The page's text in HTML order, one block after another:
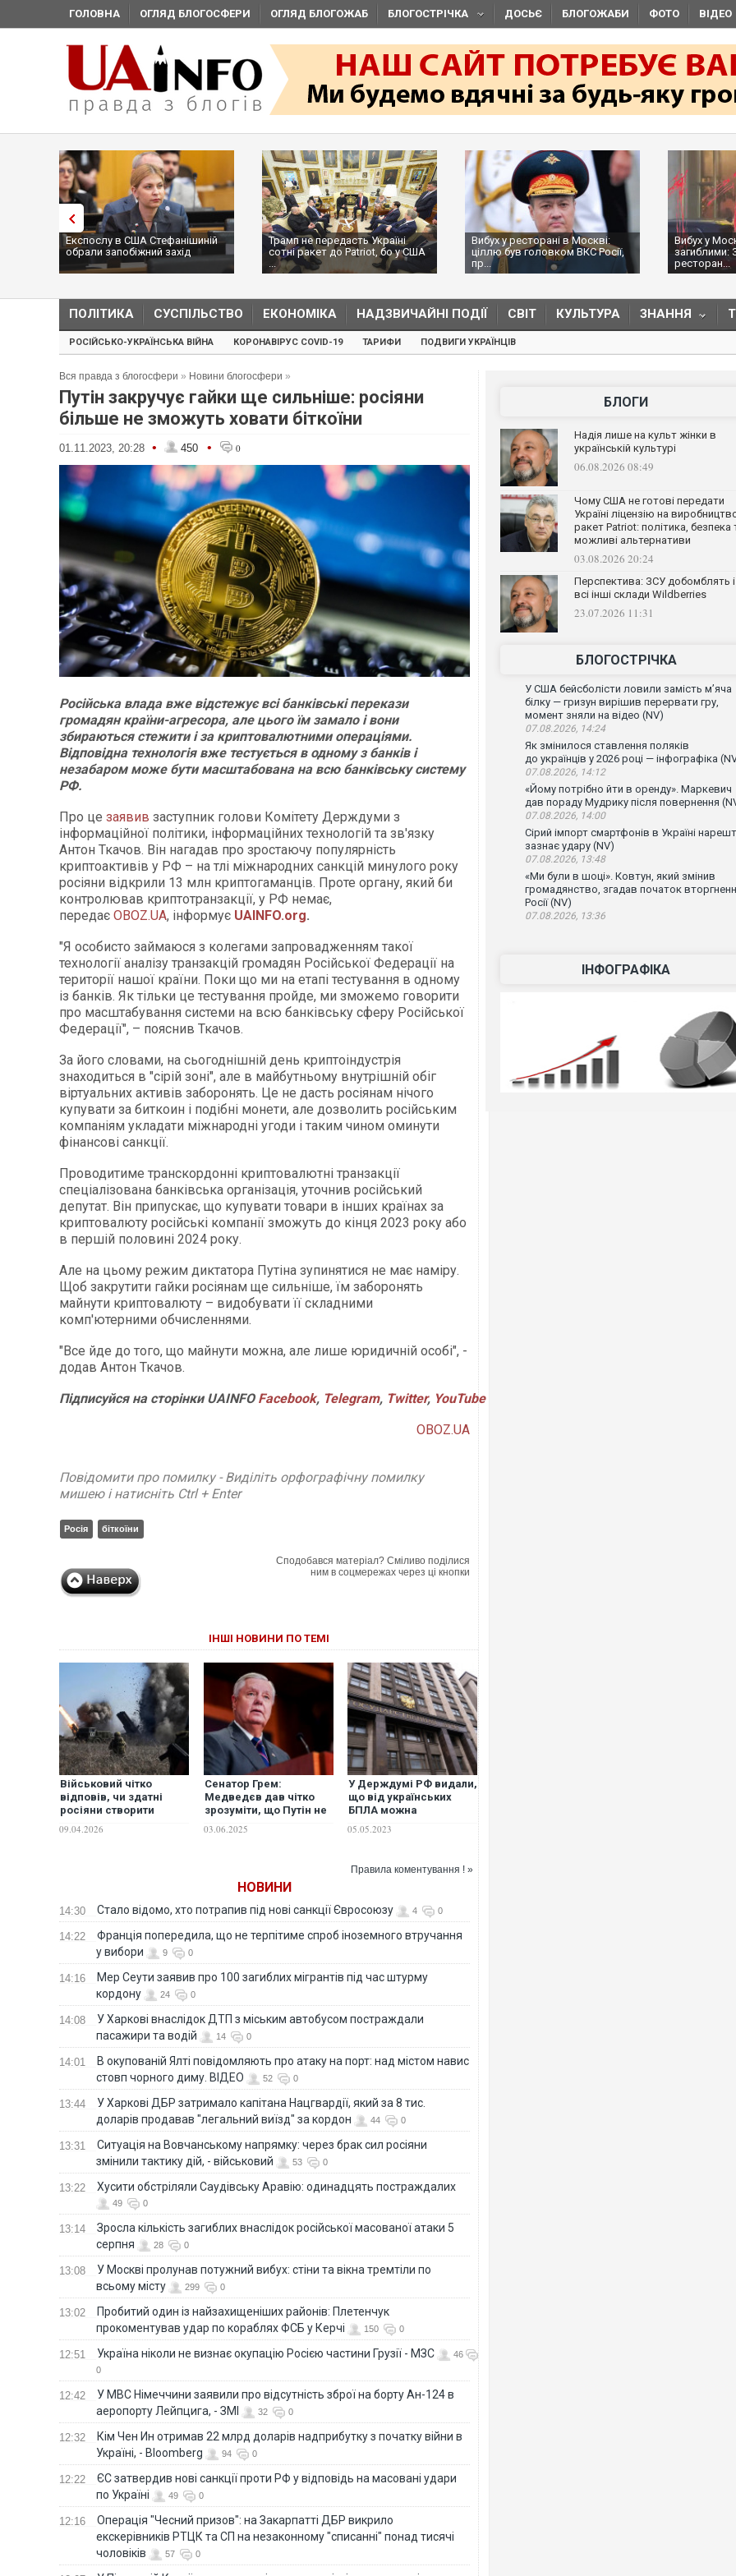
ГОЛОВНА ОГЛЯД БЛОГОСФЕРИ ОГЛЯД БЛОГОЖАБ БЛОГОСТРІЧКА ДОСЬЄ БЛОГОЖАБИ ФОТО ВІДЕО
Експослу в США Стефанішиній
обрали запобіжний захід
Трамп не передасть Україні
сотні ракет до Patriot, бо у США
...
Вибух у ресторані в Москві:
ціллю був головком ВКС Росії,
пр...
Вибух у
загиблими:
ресторан...
ПОЛІТИКА СУСПІЛЬСТВО ЕКОНОМІКА НАДЗВИЧАЙНІ ПОДІЇ СВІТ КУЛЬТУРА ЗНАННЯ
РОСІЙСЬКО-УКРАЇНСЬКА ВІЙНА КОРОНАВІРУС COVID-19 ТАРИФИ ПОДВИГИ УКРАЇНЦІВ
Вся правда з блогосфери » Новини блогосфери »
Путін закручує гайки ще сильніше: росіяни
більше не зможуть ховати біткоїни
01.11.2023, 20:28 • 450 • 0
Російська влада вже відстежує всі банківські перекази
громадян країни-агресора, але цього їм замало і вони
збираються стежити і за криптовалютними операціями.
Відповідна технологія вже тестується в одному з банків і
незабаром може бути масштабована на всю банківську систему
РФ.
Про це заявив заступник голови Комітету Держдуми з
інформаційної політики, інформаційних технологій та зв'язку
Антон Ткачов. Він нагадав про зростаючу популярність
криптоактивів у РФ – на тлі міжнародних санкцій минулого року
росіяни відкрили 13 млн криптогаманців. Проте органу, який би
контролював криптотранзакції, у РФ немає,
передає OBOZ.UA, інформує UAINFO.org.
"Я особисто займаюся з колегами запровадженням такої
технології аналізу транзакцій громадян Російської Федерації на
території нашої країни. Поки що ми на етапі тестування в одному
із банків. Як тільки це тестування пройде, ми зможемо говорити
про масштабування системи на всю банківську сферу Російської
Федерації", – пояснив Ткачов.
За його словами, на сьогоднішній день криптоіндустрія
знаходиться в "сірій зоні", але в майбутньому внутрішній обіг
віртуальних активів заборонять. Це не дасть росіянам нічого
купувати за биткоин і подібні монети, але дозволить російським
компаніям укладати міжнародні угоди і таким чином оминути
фінансові санкції.
Проводитиме транскордонні криптовалютні транзакції
спеціалізована банківська організація, уточнив російський
депутат. Він припускає, що купувати товари в інших країнах за
криптовалюту російські компанії зможуть до кінця 2023 року або
в першій половині 2024 року.
Але на цьому режим диктатора Путіна зупинятися не має наміру.
Щоб закрутити гайки росіянам ще сильніше, їм заборонять
майнути криптовалюту – видобувати її складними
комп'ютерними обчисленнями.
"Все йде до того, що майнути можна, але лише юридичній особі", -
додав Антон Ткачов.
Підписуйся на сторінки UAINFO Facebook, Telegram, Twitter, YouTube
OBOZ.UA
Повідомити про помилку - Виділіть орфографічну помилку
мишею і натисніть Ctrl + Enter
Росія біткоїни
Сподобався матеріал? Сміливо поділися
ним в соцмережах через ці кнопки
ІНШІ НОВИНИ ПО ТЕМІ
Військовий чітко
відповів, чи здатні
росіяни створити
Вінницькій області
09.04.2026
Сенатор Грем:
Медведєв дав чітко
зрозуміти, що Путін не
03.06.2025
У Держдумі РФ видали,
що від українських
БПЛА можна
рабицею
05.05.2023
Правила коментування ! »
НОВИНИ
14:30 Стало відомо, хто потрапив під нові санкції Євросоюзу 4 0
14:22
Франція попередила, що не терпітиме спроб іноземного втручання
у вибори
9 0
14:16
Мер Сеути заявив про 100 загиблих мігрантів під час штурму
кордону
24 0
14:08
У Харкові внаслідок ДТП з міським автобусом постраждали
пасажири та водій
14 0
14:01
В окупованій Ялті повідомляють про атаку на порт: над містом навис
стовп чорного диму. ВІДЕО
52 0
13:44
У Харкові ДБР затримало капітана Нацгвардії, який за 8 тис.
доларів продавав "легальний виїзд" за кордон
44 0
13:31
Ситуація на Вовчанському напрямку: через брак сил росіяни
змінили тактику дій, - військовий
53 0
13:22 Хусити обстріляли Саудівську Аравію: одинадцять постраждалих
49 0
13:14
Зросла кількість загиблих внаслідок російської масованої атаки 5
серпня
28 0
13:08
У Москві пролунав потужний вибух: стіни та вікна тремтіли по
всьому місту
299 0
13:02
Пробитий один із найзахищеніших районів: Плетенчук
прокоментував удар по кораблях ФСБ у Керчі
150 0
12:51 Україна ніколи не визнає окупацію Росією частини Грузії - МЗС
46
0
12:42
У МВС Німеччини заявили про відсутність зброї на борту Ан-124 в
аеропорту Лейпцига, - ЗМІ
32 0
12:32
Кім Чен Ин отримав 22 млрд доларів надприбутку з початку війни в
Україні, - Bloomberg
94 0
12:22
ЄС затвердив нові санкції проти РФ у відповідь на масовані удари
по Україні
49 0
12:16
Операція "Чесний призов": на Закарпатті ДБР викрило
екскерівників РТЦК та СП на незаконному "списанні" понад тисячі
чоловіків
57 0
БЛОГИ
Надія лише на культ жінки в
українській культурі
06.08.2026 08:49
Чому США не готові передати
Україні ліцензію на
ракет Patriot: політика, безпека
можливі альтернативи
03.08.2026 20:24
Перспектива: ЗСУ добомблять і
всі інші склади Wildberries
23.07.2026 11:31
БЛОГОСТРІЧКА
У США бейсболісти ловили замість м’яча
білку — гризун вирішив перервати гру,
момент зняли на відео (NV)
07.08.2026, 14:24
Як змінилося ставлення поляків
до українців у 2026 році — інфографіка
07.08.2026, 14:12
«Йому потрібно йти в оренду». Маркевич
дав пораду Мудрику після повернення
07.08.2026, 14:00
Сірий імпорт смартфонів в Україні
зазнає удару (NV)
07.08.2026, 13:48
«Ми були в шоці». Ковтун, який змінив
громадянство, згадав початок
Росії (NV)
07.08.2026, 13:36
ІНФОГРАФІКА
Ворог завдав комбінованого
двоє поранених. Ще десятеро
після атаки БПЛА по ринку на
В окупованій Ялті
порт: над містом навис стовп